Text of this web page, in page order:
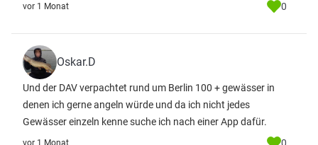
vor 1 Monat 0
Oskar.D
Und der DAV verpachtet rund um Berlin 100 + gewässer in
denen ich gerne angeln würde und da ich nicht jedes
Gewässer einzeln kenne suche ich nach einer App dafür.
vor 1 Monat